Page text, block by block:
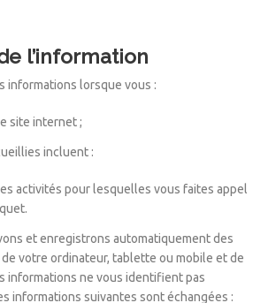
l’information
informations lorsque vous :
site internet ;
incluent :
activités pour lesquelles vous faites appel
et enregistrons automatiquement des
votre ordinateur, tablette ou mobile et de
informations ne vous identifient pas
informations suivantes sont échangées :